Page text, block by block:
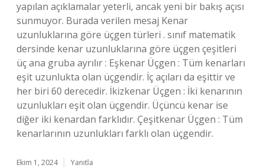
yapılan açıklamalar yeterli, ancak yeni bir bakış açısı
sunmuyor. Burada verilen mesaj Kenar
uzunluklarına göre üçgen türleri . sınıf matematik
dersinde kenar uzunluklarına göre üçgen çeşitleri
üç ana gruba ayrılır : Eşkenar Üçgen : Tüm kenarları
eşit uzunlukta olan üçgendir. İç açıları da eşittir ve
her biri 60 derecedir. İkizkenar Üçgen : İki kenarının
uzunlukları eşit olan üçgendir. Üçüncü kenar ise
diğer iki kenardan farklıdır. Çeşitkenar Üçgen : Tüm
kenarlarının uzunlukları farklı olan üçgendir.
Ekim 1, 2024 Yanıtla